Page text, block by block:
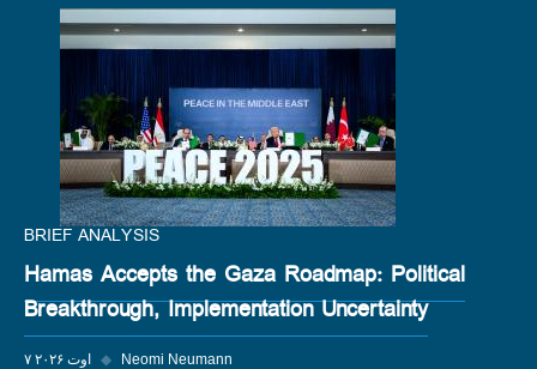
BRIEF ANALYSIS
Hamas Accepts the Gaza Roadmap: Political
Breakthrough, Implementation Uncertainty
۷ اوت ۲۰۲۶ ◆ Neomi Neumann